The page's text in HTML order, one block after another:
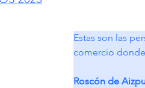
Estas son las
comercio
Roscón de